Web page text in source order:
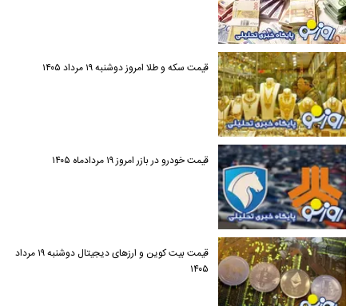
قیمت سکه و طلا امروز دوشنبه ۱۹ مرداد ۱۴۰۵
قیمت خودرو در بازر امروز ۱۹ مردادماه ۱۴۰۵
قیمت بیت کوین و ارز‌های دیجیتال دوشنبه ۱۹ مرداد
۱۴۰۵